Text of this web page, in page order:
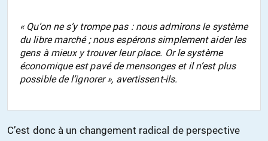
« Qu’on ne s’y trompe pas : nous admirons le système
du libre marché ; nous espérons simplement aider les
gens à mieux y trouver leur place. Or le système
économique est pavé de mensonges et il n’est plus
possible de l’ignorer », avertissent-ils.
C’est donc à un changement radical de perspective